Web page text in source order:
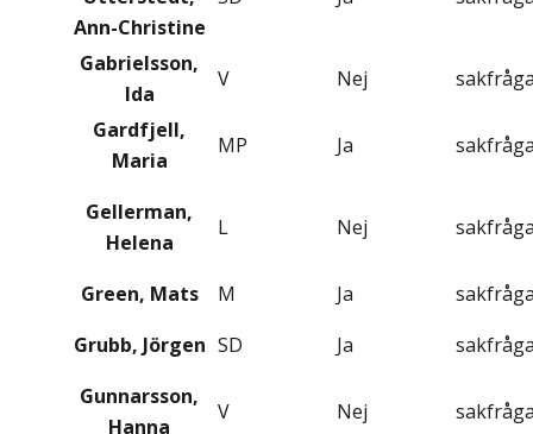
Ann-Christine
Gabrielsson,
Ida
V Nej
Gardfjell,
Maria
MP Ja
Gellerman,
Helena
L Nej
Green, Mats M Ja
Grubb, Jörgen SD Ja
Gunnarsson,
Hanna
V Nej